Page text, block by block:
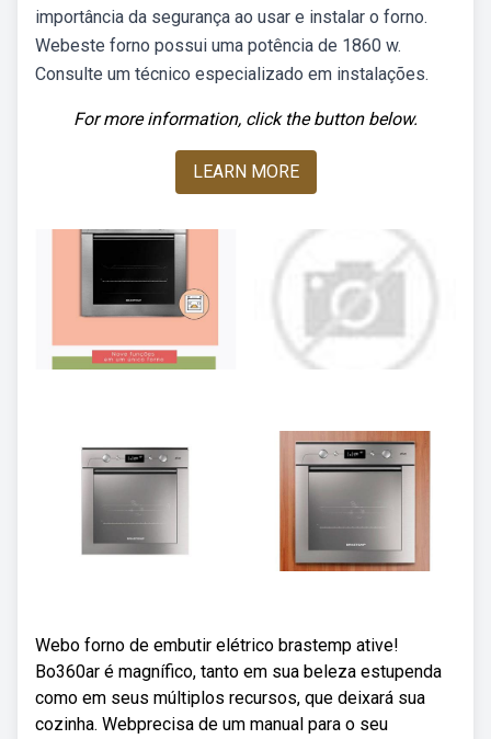
importância da segurança ao usar e instalar o forno.
Webeste forno possui uma potência de 1860 w.
Consulte um técnico especializado em instalações.
For more information, click the button below.
LEARN MORE
Webo forno de embutir elétrico brastemp ative!
Bo360ar é magnífico, tanto em sua beleza estupenda
como em seus múltiplos recursos, que deixará sua
cozinha. Webprecisa de um manual para o seu